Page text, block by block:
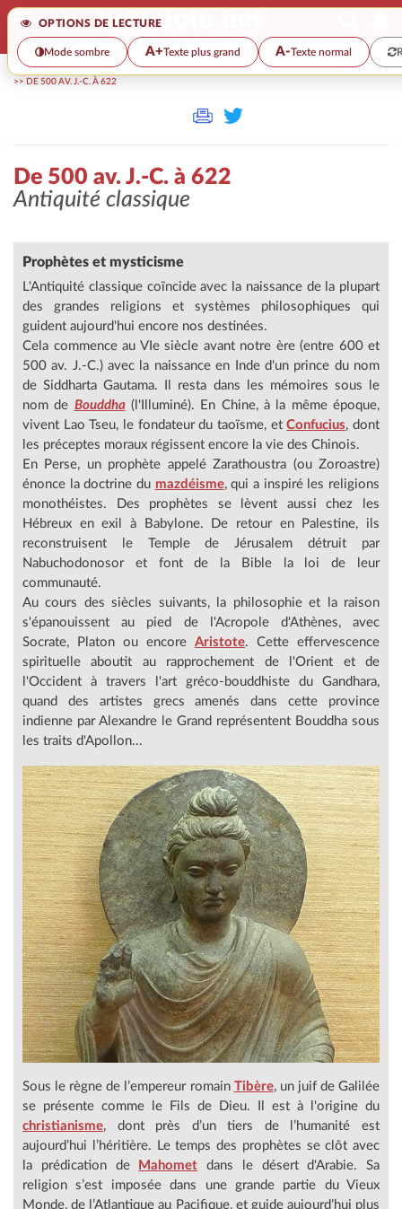
OPTIONS DE LECTURE
Mode sombre A+Texte plus grand A-Texte normal
>> DE 500 AV. J.-C. À 622
De 500 av. J.-C. à 622
Antiquité classique
Prophètes et mysticisme
L'Antiquité classique coïncide avec la naissance de la plupart
des grandes religions et systèmes philosophiques qui
guident aujourd'hui encore nos destinées.
Cela commence au VIe siècle avant notre ère (entre 600 et
500 av. J.-C.) avec la naissance en Inde d'un prince du nom
de Siddharta Gautama. Il resta dans les mémoires sous le
nom de Bouddha(l'Illuminé). En Chine, à la même époque,
vivent Lao Tseu, le fondateur du taoïsme, etConfucius, dont
les préceptes moraux régissent encore la vie des Chinois.
En Perse, un prophète appelé Zarathoustra (ou Zoroastre)
énonce la doctrine du mazdéisme, qui a inspiré les religions
monothéistes. Des prophètes se lèvent aussi chez les
Hébreux en exil à Babylone. De retour en Palestine, ils
reconstruisent le Temple de Jérusalem détruit par
Nabuchodonosor et font de la Bible la loi de leur
communauté.
Au cours des siècles suivants, la philosophie et la raison
s'épanouissent au pied de l'Acropole d'Athènes, avec
Socrate, Platon ou encore Aristote. Cette effervescence
spirituelle aboutit au rapprochement de l'Orient et de
l'Occident à travers l'art gréco-bouddhiste du Gandhara,
quand des artistes grecs amenés dans cette province
indienne par Alexandre le Grand représentent Bouddha sous
les traits d'Apollon...
Sous le règne de l’empereur romain Tibère, un juif de Galilée
se présente comme le Fils de Dieu. Il est à l'origine du
christianisme, dont près d’un tiers de l’humanité est
aujourd’hui l’héritière. Le temps des prophètes se clôt avec
la prédication de
Mahomet dans le désert d'Arabie. Sa
religion s’est imposée dans une grande partie du Vieux
Monde, de l’Atlantique au Pacifique, et guide aujourd’hui plus